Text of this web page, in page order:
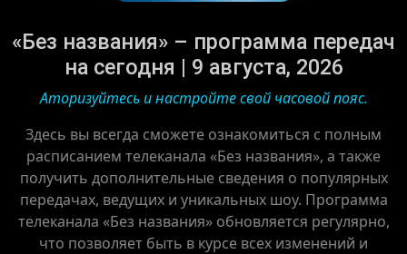
«Без названия» – программа передач
на сегодня | 9 августа, 2026
Аторизуйтесь и настройте свой часовой пояс.
Здесь вы всегда сможете ознакомиться с полным
расписанием телеканала «Без названия», а также
получить дополнительные сведения о популярных
передачах, ведущих и уникальных шоу. Программа
телеканала «Без названия» обновляется регулярно,
что позволяет быть в курсе всех изменений и